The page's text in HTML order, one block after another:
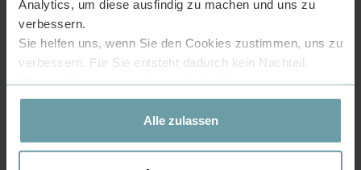
Analytics, um diese ausfindig zu machen und uns zu
verbessern.
Sie helfen uns, wenn Sie den Cookies zustimmen, uns zu
verbessern. Für Sie entsteht dadurch kein Nachteil.
Datenschutzerklärung.
Alle zulassen
Ob kompakt oder groß, das perfekte maßgeschneiderte TV-Lowboard
Leicht zu montieren Verschiedene Kombinationen